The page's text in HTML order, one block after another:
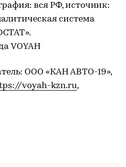
вся РФ, источник:
система
VOYAH
ООО «КАН АВТО-19»,
voyah-kzn.ru,